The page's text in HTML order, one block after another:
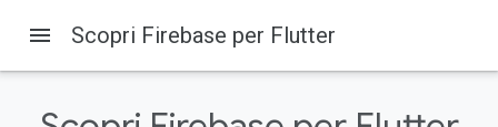
menu Scopri Firebase per Flutter